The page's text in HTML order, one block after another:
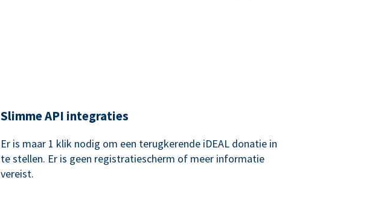
Slimme API integraties
Er is maar 1 klik nodig om een terugkerende iDEAL donatie in
te stellen. Er is geen registratiescherm of meer informatie
vereist.